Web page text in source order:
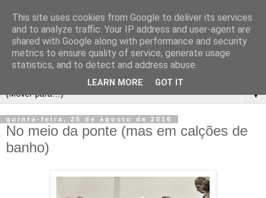
▼
quinta-feira, 25 de agosto de 2016
No meio da ponte (mas em calções de
banho)
This site uses cookies from Google to deliver its services
and to analyze traffic. Your IP address and user-agent are
shared with Google along with performance and security
metrics to ensure quality of service, generate usage
statistics, and to detect and address abuse.
LEARN MORE GOT IT